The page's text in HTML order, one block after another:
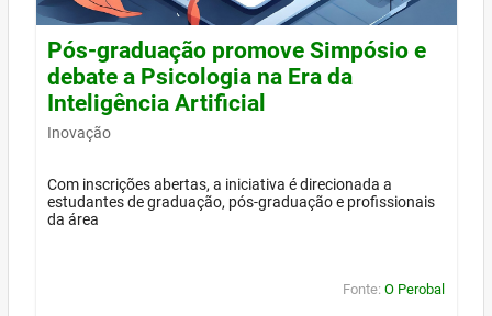
Pós-graduação promove Simpósio e
debate a Psicologia na Era da
Inteligência Artificial
Inovação
Com inscrições abertas, a iniciativa é direcionada a
estudantes de graduação, pós-graduação e profissionais
da área
Fonte: O Perobal